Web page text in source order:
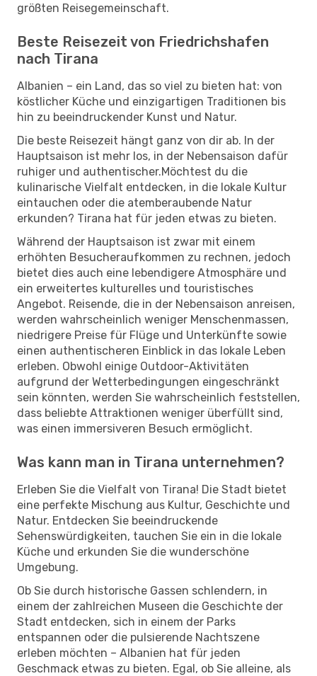
größten Reisegemeinschaft.
Beste Reisezeit von Friedrichshafen
nach Tirana
Albanien – ein Land, das so viel zu bieten hat: von
köstlicher Küche und einzigartigen Traditionen bis
hin zu beeindruckender Kunst und Natur.
Die beste Reisezeit hängt ganz von dir ab. In der
Hauptsaison ist mehr los, in der Nebensaison dafür
ruhiger und authentischer.Möchtest du die
kulinarische Vielfalt entdecken, in die lokale Kultur
eintauchen oder die atemberaubende Natur
erkunden? Tirana hat für jeden etwas zu bieten.
Während der Hauptsaison ist zwar mit einem
erhöhten Besucheraufkommen zu rechnen, jedoch
bietet dies auch eine lebendigere Atmosphäre und
ein erweitertes kulturelles und touristisches
Angebot. Reisende, die in der Nebensaison anreisen,
werden wahrscheinlich weniger Menschenmassen,
niedrigere Preise für Flüge und Unterkünfte sowie
einen authentischeren Einblick in das lokale Leben
erleben. Obwohl einige Outdoor-Aktivitäten
aufgrund der Wetterbedingungen eingeschränkt
sein könnten, werden Sie wahrscheinlich feststellen,
dass beliebte Attraktionen weniger überfüllt sind,
was einen immersiveren Besuch ermöglicht.
Was kann man in Tirana unternehmen?
Erleben Sie die Vielfalt von Tirana! Die Stadt bietet
eine perfekte Mischung aus Kultur, Geschichte und
Natur. Entdecken Sie beeindruckende
Sehenswürdigkeiten, tauchen Sie ein in die lokale
Küche und erkunden Sie die wunderschöne
Umgebung.
Ob Sie durch historische Gassen schlendern, in
einem der zahlreichen Museen die Geschichte der
Stadt entdecken, sich in einem der Parks
entspannen oder die pulsierende Nachtszene
erleben möchten – Albanien hat für jeden
Geschmack etwas zu bieten. Egal, ob Sie alleine, als